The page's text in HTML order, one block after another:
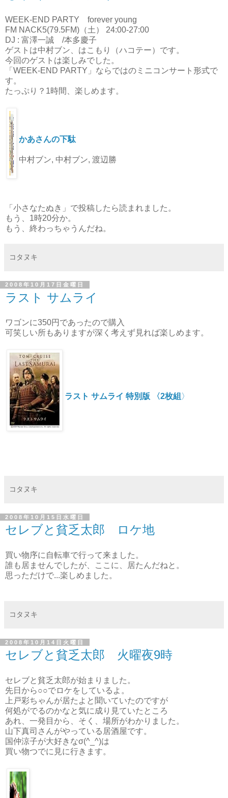
WEEK-END PARTY forever young
FM NACK5(79.5FM)（土） 24:00-27:00
DJ : 富澤一誠 /本多慶子
ゲストは中村ブン、はこもり（ハコテー）です。
今回のゲストは楽しみでした。
「WEEK-END PARTY」ならではのミニコンサート形式で
す。
たっぷり？1時間、楽しめます。
かあさんの下駄
中村ブン, 中村ブン, 渡辺勝
「小さなたぬき」で投稿したら読まれました。
もう、1時20分か。
もう、終わっちゃうんだね。
コタヌキ
2008年10月17日金曜日
ラスト サムライ
ワゴンに350円であったので購入
可笑しい所もありますが深く考えず見れば楽しめます。
ラスト サムライ 特別版 〈2枚組 〉
コタヌキ
2008年10月15日水曜日
セレブと貧乏太郎 ロケ地
買い物序に自転車で行って来ました。
誰も居ませんでしたが、ここに、居たんだねと。
思っただけで...楽しめました。
コタヌキ
2008年10月14日火曜日
セレブと貧乏太郎 火曜夜9時
セレブと貧乏太郎が始まりました。
先日から○○でロケをしているよ。
上戸彩ちゃんが居たよと聞いていたのですが
何処がでるのかなと気に成り見ていたところ
あれ、一発目から、そく、場所がわかりました。
山下真司さんがやっている居酒屋です。
国仲涼子が大好きなσ(^_^)は
買い物つでに見に行きます。